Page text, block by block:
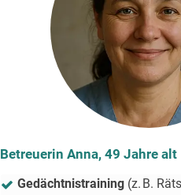
Betreuerin Anna, 49 Jahre alt
Gedächtnistraining (z. B.